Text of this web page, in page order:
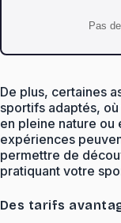
Pas
De plus, certaines
sportifs adaptés,
en pleine nature ou
expériences
permettre de
pratiquant votre
Des tarifs